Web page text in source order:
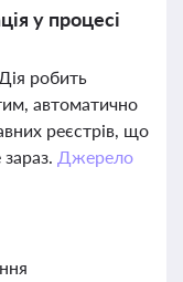
у процесі
робить
автоматично
реєстрів, що
Джерело